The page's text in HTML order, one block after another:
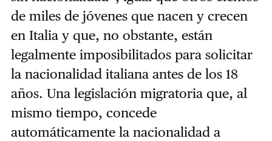
de miles de jóvenes que nacen y crecen
en Italia y que, no obstante, están
legalmente imposibilitados para solicitar
la nacionalidad italiana antes de los 18
años. Una legislación migratoria que, al
mismo tiempo, concede
automáticamente la nacionalidad a